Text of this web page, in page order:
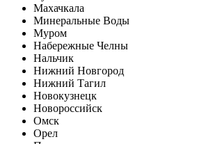
Махачкала
Минеральные Воды
Муром
Набережные Челны
Нальчик
Нижний Новгород
Нижний Тагил
Новокузнецк
Новороссийск
Омск
Орел